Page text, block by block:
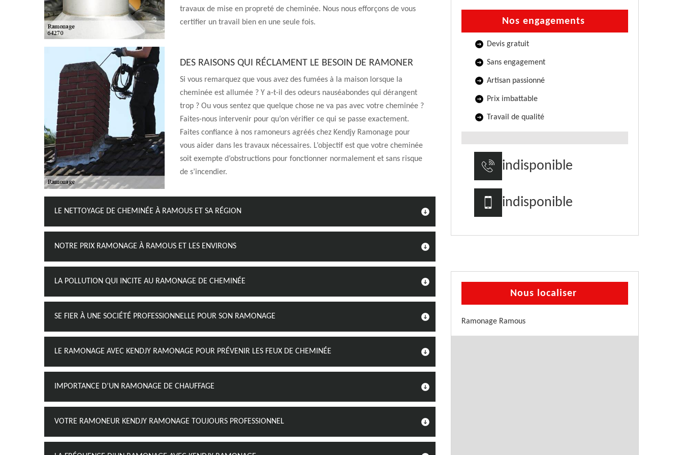
travaux de mise en propreté de cheminée. Nous nous efforçons de vous
certifier un travail bien en une seule fois.
DES RAISONS QUI RÉCLAMENT LE BESOIN DE RAMONER
Si vous remarquez que vous avez des fumées à la maison lorsque la
cheminée est allumée ? Y a-t-il des odeurs nauséabondes qui dérangent
trop ? Ou vous sentez que quelque chose ne va pas avec votre cheminée ?
Faites-nous intervenir pour qu’on vérifier ce qui se passe exactement.
Faites confiance à nos ramoneurs agréés chez Kendjy Ramonage pour
vous aider dans les travaux nécessaires. L’objectif est que votre cheminée
soit exempte d’obstructions pour fonctionner normalement et sans risque
de s’incendier.
LE NETTOYAGE DE CHEMINÉE À RAMOUS ET SA RÉGION
NOTRE PRIX RAMONAGE À RAMOUS ET LES ENVIRONS
LA POLLUTION QUI INCITE AU RAMONAGE DE CHEMINÉE
SE FIER À UNE SOCIÉTÉ PROFESSIONNELLE POUR SON RAMONAGE
LE RAMONAGE AVEC KENDJY RAMONAGE POUR PRÉVENIR LES FEUX DE CHEMINÉE
IMPORTANCE D’UN RAMONAGE DE CHAUFFAGE
VOTRE RAMONEUR KENDJY RAMONAGE TOUJOURS PROFESSIONNEL
Nos engagements
Devis gratuit
Sans engagement
Artisan passionné
Prix imbattable
Travail de qualité
indisponible
indisponible
Nous localiser
Ramonage Ramous